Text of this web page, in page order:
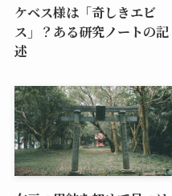
ケベス様は「奇しきエビ
ス」？ある研究ノートの記
述